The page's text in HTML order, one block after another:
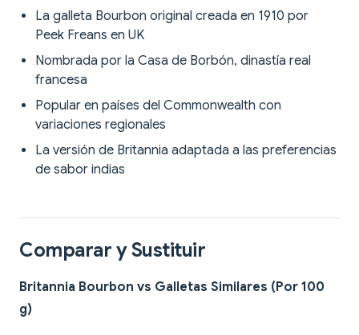
La galleta Bourbon original creada en 1910 por
Peek Freans en UK
Nombrada por la Casa de Borbón, dinastía real
francesa
Popular en países del Commonwealth con
variaciones regionales
La versión de Britannia adaptada a las preferencias
de sabor indias
Comparar y Sustituir
Britannia Bourbon vs Galletas Similares (Por 100
g)